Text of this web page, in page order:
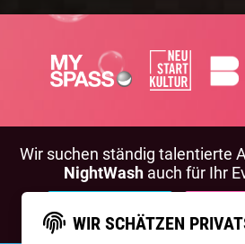
Wir suchen ständig talentierte
NightWash auch für Ihr
WIR SCHÄTZEN